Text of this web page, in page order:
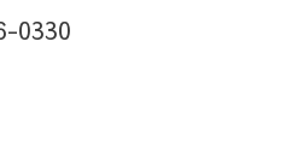
0330